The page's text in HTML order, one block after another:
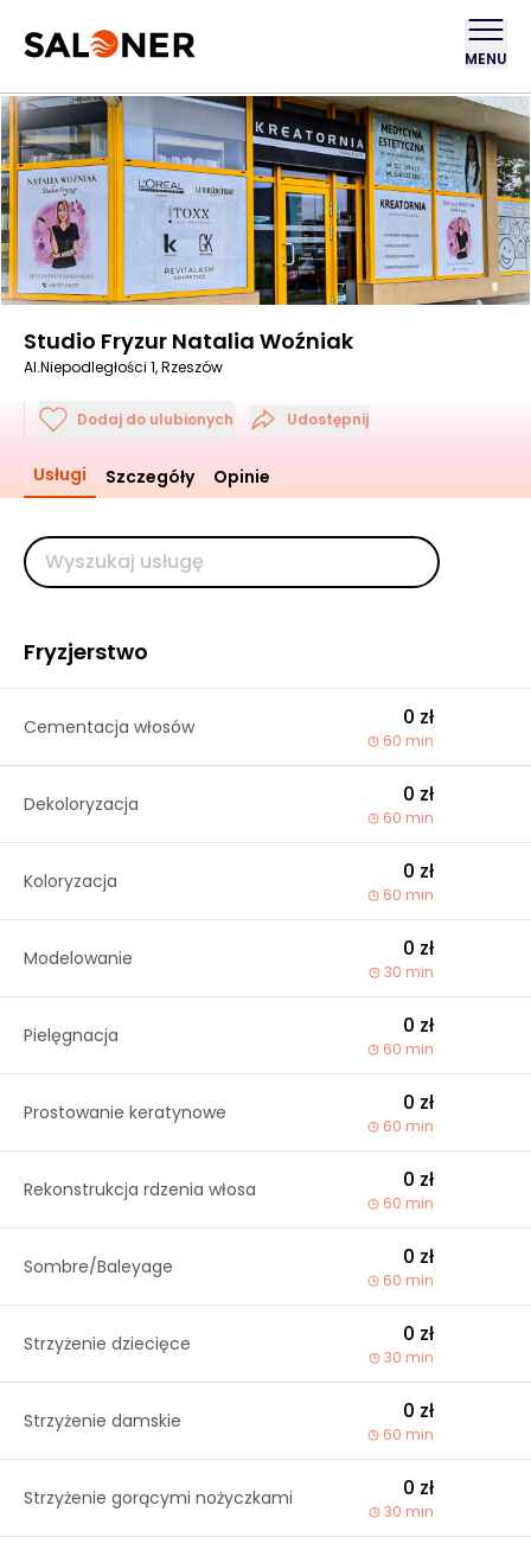
MENU
Studio Fryzur Natalia Woźniak
Al.Niepodległości 1, Rzeszów
Dodaj do ulubionych Udostępnij
Usługi Szczegóły Opinie
Fryzjerstwo
Cementacja włosów 0 zł
60 min
Dekoloryzacja 0 zł
60 min
Koloryzacja 0 zł
60 min
Modelowanie 0 zł
30 min
Pielęgnacja 0 zł
60 min
Prostowanie keratynowe 0 zł
60 min
Rekonstrukcja rdzenia włosa 0 zł
60 min
Sombre/Baleyage 0 zł
60 min
Strzyżenie dziecięce 0 zł
30 min
Strzyżenie damskie 0 zł
60 min
Strzyżenie gorącymi nożyczkami 0 zł
30 min